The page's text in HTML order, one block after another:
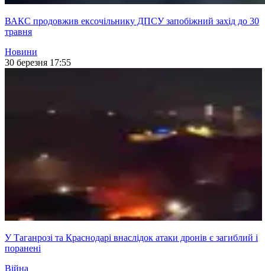
ВАКС продовжив ексочільнику ДПСУ запобіжний захід до 30
травня
Новини
30 березня 17:55
У Таганрозі та Краснодарі внаслідок атаки дронів є загиблий і
поранені
Війна